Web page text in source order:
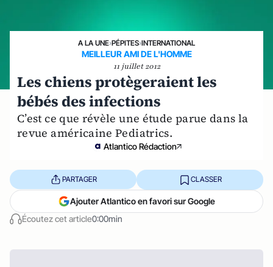
A LA UNE›PÉPITES›INTERNATIONAL
MEILLEUR AMI DE L'HOMME
11 juillet 2012
Les chiens protègeraient les
bébés des infections
C’est ce que révèle une étude parue dans la
revue américaine Pediatrics.
Atlantico Rédaction
Écoutez cet article0:00min
PARTAGER CLASSER
Ajouter Atlantico en favori sur Google